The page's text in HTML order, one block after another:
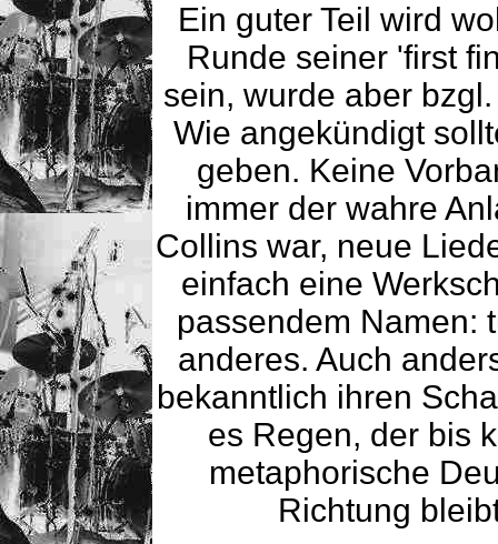
Ein guter Teil wird
Runde seiner 'first
sein, wurde aber
Wie angekündigt
geben. Keine
immer der wahre
Collins war, neue
einfach eine
passendem Namen:
anderes. Auch
bekanntlich ihren
es Regen, der bis
metaphorische
Richtung